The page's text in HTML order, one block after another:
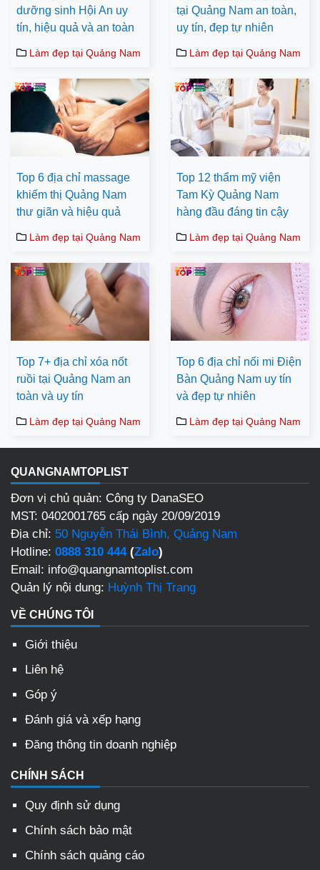
dưỡng sinh Hội An uy
tín, hiệu quả và an toàn
Làm đẹp tại Quảng Nam
tại Quảng Nam an toàn,
uy tín, đẹp tự nhiên
Làm đẹp tại Quảng Nam
Top 6 địa chỉ massage
khiếm thị Quảng Nam
thư giãn và hiệu quả
Làm đẹp tại Quảng Nam
Top 12 thẩm mỹ viện
Tam Kỳ Quảng Nam
hàng đầu đáng tin cậy
Làm đẹp tại Quảng Nam
Top 7+ địa chỉ xóa nốt
ruồi tại Quảng Nam an
toàn và uy tín
Làm đẹp tại Quảng Nam
Top 6 địa chỉ nối mi Điện
Bàn Quảng Nam uy tín
và đẹp tự nhiên
Làm đẹp tại Quảng Nam
QUANGNAMTOPLIST
Đơn vị chủ quản: Công ty DanaSEO
MST: 0402001765 cấp ngày 20/09/2019
Địa chỉ: 50 Nguyễn Thái Bình, Quảng Nam
Hotline: 0888 310 444(Zalo)
Email: info@quangnamtoplist.com
Quản lý nội dung: Huỳnh Thị Trang
VỀ CHÚNG TÔI
Giới thiệu
Liên hệ
Góp ý
Đánh giá và xếp hạng
Đăng thông tin doanh nghiệp
CHÍNH SÁCH
Quy định sử dụng
Chính sách bảo mật
Chính sách quảng cáo